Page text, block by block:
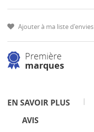
Ajouter à ma liste d'envies
Première
marques
EN SAVOIR PLUS
AVIS